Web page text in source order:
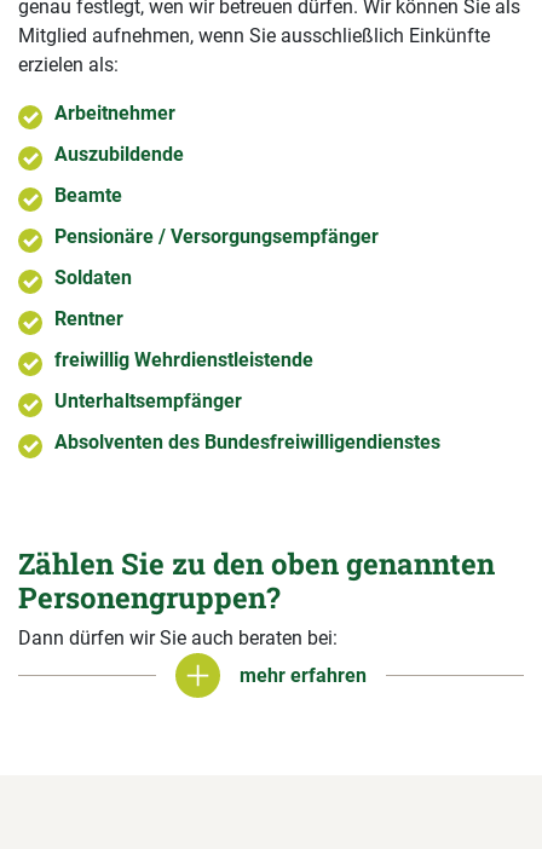
genau festlegt, wen wir betreuen dürfen. Wir können Sie als
Mitglied aufnehmen, wenn Sie ausschließlich Einkünfte
erzielen als:
Arbeitnehmer
Auszubildende
Beamte
Pensionäre / Versorgungsempfänger
Soldaten
Rentner
freiwillig Wehrdienstleistende
Unterhaltsempfänger
Absolventen des Bundesfreiwilligendienstes
Zählen Sie zu den oben genannten
Personengruppen?
Dann dürfen wir Sie auch beraten bei:
mehr erfahren
mehr erfahren